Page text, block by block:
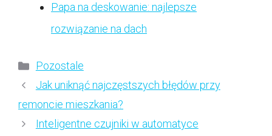
Papa na deskowanie: najlepsze
rozwiązanie na dach
Kategorie
Pozostale
Jak uniknąć najczęstszych błędów przy
remoncie mieszkania?
Inteligentne czujniki w automatyce